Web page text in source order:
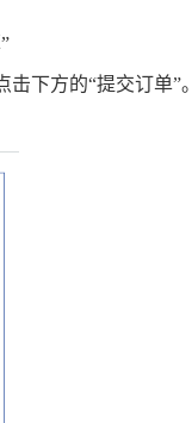
下方的“提交订单”。